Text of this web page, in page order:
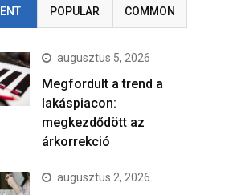
POPULAR COMMON
augusztus 5, 2026
Megfordult a trend a
lakáspiacon:
megkezdődött az
árkorrekció
augusztus 2, 2026